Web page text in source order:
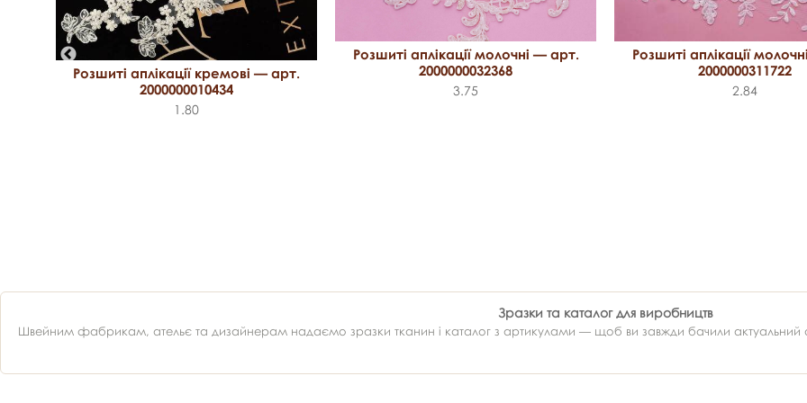
Розшиті аплікації кремові — арт.
2000000010434
1.80
Розшиті аплікації молочні — арт.
2000000032368
3.75
Розшиті аплікації
2000000311722
2.84
Зразки та каталог для виробництв
Швейним фабрикам, ательє та дизайнерам надаємо зразки тканин і каталог з артикулами — щоб ви завжди бачили актуальний